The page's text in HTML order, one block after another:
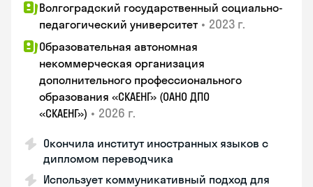
Волгоградский государственный социально-
педагогический университет • 2023 г.
Образовательная автономная
некоммерческая организация
дополнительного профессионального
образования «СКАЕНГ» (ОАНО ДПО
«СКАЕНГ») • 2026 г.
Окончила институт иностранных языков с
дипломом переводчика
Использует коммуникативный подход для